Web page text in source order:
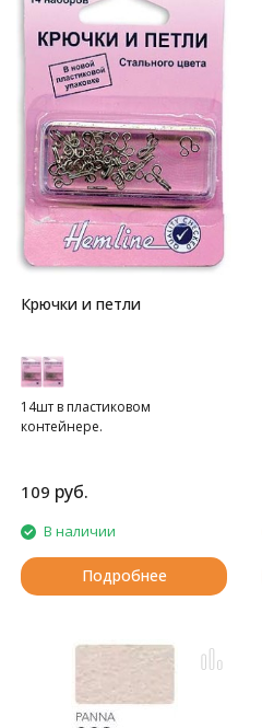
Крючки и петли
14шт в пластиковом
контейнере.
109 руб.
В наличии
Подробнее